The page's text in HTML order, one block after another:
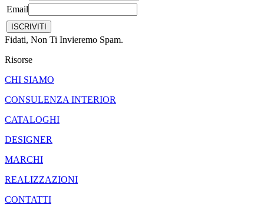
Email
Fidati, Non Ti Invieremo Spam.
Risorse
CHI SIAMO
CONSULENZA INTERIOR
CATALOGHI
DESIGNER
MARCHI
REALIZZAZIONI
CONTATTI